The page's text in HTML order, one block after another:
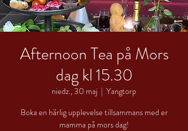
Afternoon Tea på Mors
dag kl 15.30
niedz., 30 maj
  |
Yangtorp
Boka en härlig upplevelse tillsammans med er
mamma på mors dag!